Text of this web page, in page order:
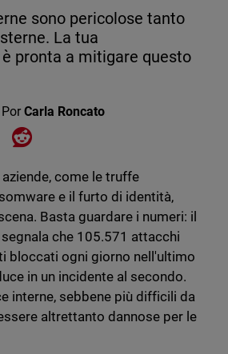
sono pericolose tanto
La tua
pronta a mitigare questo
Por Carla Roncato
Facebook
Share on XShare on Reddit
come le truffe
e il furto di identità,
Basta guardare i numeri: il
segnala che 105.571 attacchi
bloccati ogni giorno nell'ultimo
in un incidente al secondo.
interne, sebbene più difficili da
altrettanto dannose per le